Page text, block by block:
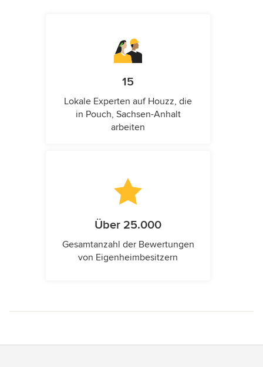
15
Lokale Experten auf Houzz, die
in Pouch, Sachsen-Anhalt
arbeiten
Über 25.000
Gesamtanzahl der Bewertungen
von Eigenheimbesitzern